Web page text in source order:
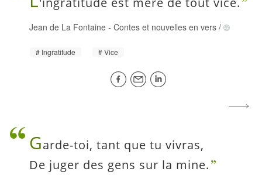
Jean de La Fontaine - Contes et nouvelles en vers /
Ingratitude Vice
Garde-toi, tant que tu vivras,
De juger des gens sur la mine.